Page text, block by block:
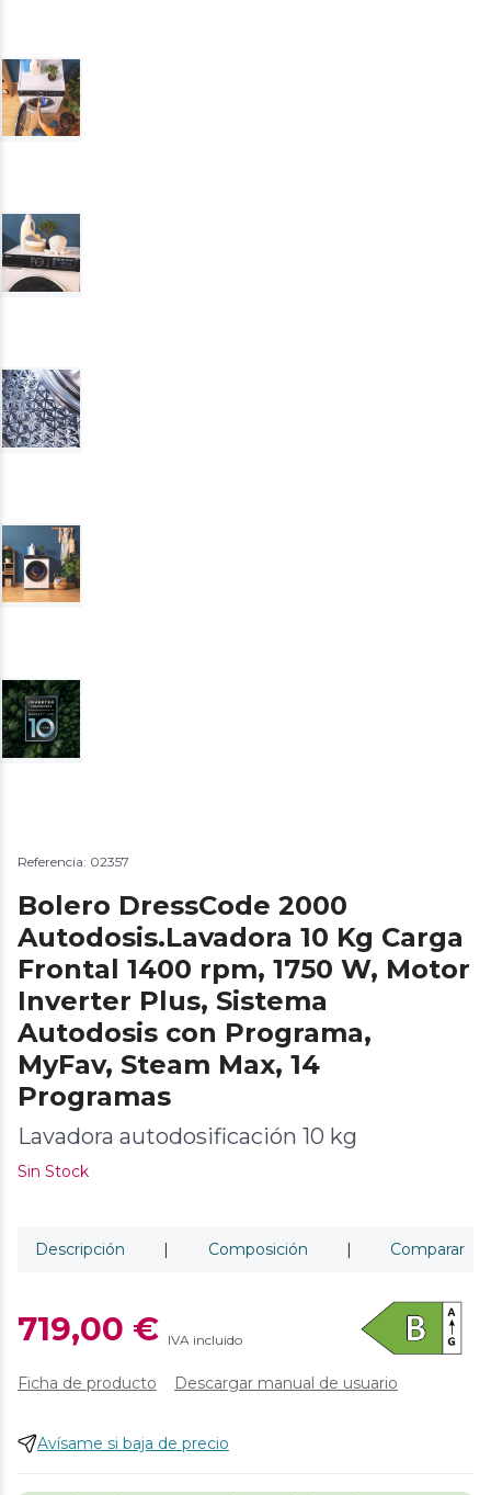
Referencia: 02357
Bolero DressCode 2000
Autodosis.Lavadora 10 Kg Carga
Frontal 1400 rpm, 1750 W, Motor
Inverter Plus, Sistema
Autodosis con Programa,
MyFav, Steam Max, 14
Programas
Lavadora autodosificación 10 kg
Sin Stock
Descripción | Composición | Comparar
719,00 € IVA incluido
Ficha de producto Descargar manual de usuario
Avísame si baja de precio